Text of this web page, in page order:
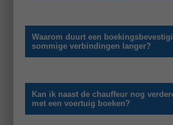
Waarom duurt een
sommige verbindingen langer?
Kan ik naast de chauffeur nog
met een voertuig boeken?